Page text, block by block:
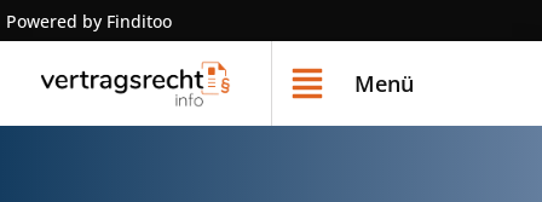
Powered by Finditoo
Menü